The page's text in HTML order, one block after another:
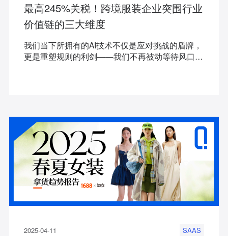
最高245%关税！跨境服装企业突围行业
价值链的三大维度
我们当下所拥有的AI技术不仅是应对挑战的盾牌，
更是重塑规则的利剑——我们不再被动等待风口，
2025-04-11 SAAS